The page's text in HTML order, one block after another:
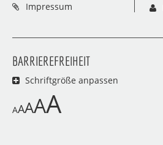
Impressum
BARRIEREFREIHEIT
Schriftgröße anpassen
AAAAA